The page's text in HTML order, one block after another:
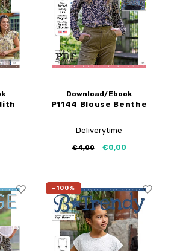
Download/Ebook
P1144 Blouse Benthe
Deliverytime
€4,00 €0,00
-100%